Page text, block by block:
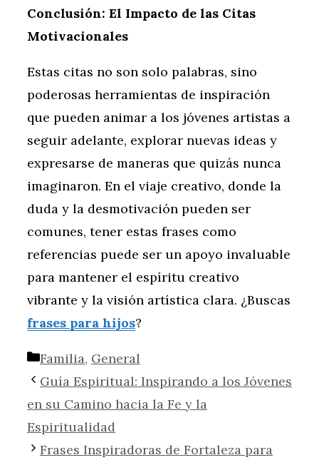
Conclusión: El Impacto de las Citas
Motivacionales
Estas citas no son solo palabras, sino
poderosas herramientas de inspiración
que pueden animar a los jóvenes artistas a
seguir adelante, explorar nuevas ideas y
expresarse de maneras que quizás nunca
imaginaron. En el viaje creativo, donde la
duda y la desmotivación pueden ser
comunes, tener estas frases como
referencias puede ser un apoyo invaluable
para mantener el espíritu creativo
vibrante y la visión artística clara. ¿Buscas
frases para hijos?
Categorías
Familia, General
Guía Espiritual: Inspirando a los Jóvenes
en su Camino hacia la Fe y la
Espiritualidad
Frases Inspiradoras de Fortaleza para